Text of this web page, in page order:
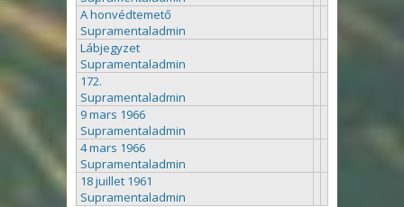
A honvédtemető
Supramentaladmin
Lábjegyzet
Supramentaladmin
172.
Supramentaladmin
9 mars 1966
Supramentaladmin
4 mars 1966
Supramentaladmin
18 juillet 1961
Supramentaladmin